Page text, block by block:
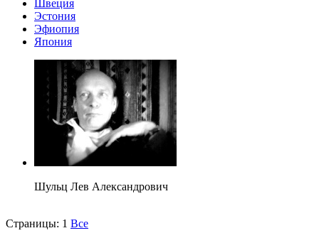
Швеция
Эстония
Эфиопия
Япония
Шульц Лев Александрович
Страницы: 1 Все